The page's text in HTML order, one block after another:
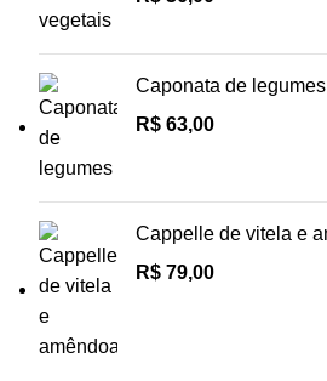
Caponata de legumes
R$ 63,00
Cappelle de vitela e
R$ 79,00